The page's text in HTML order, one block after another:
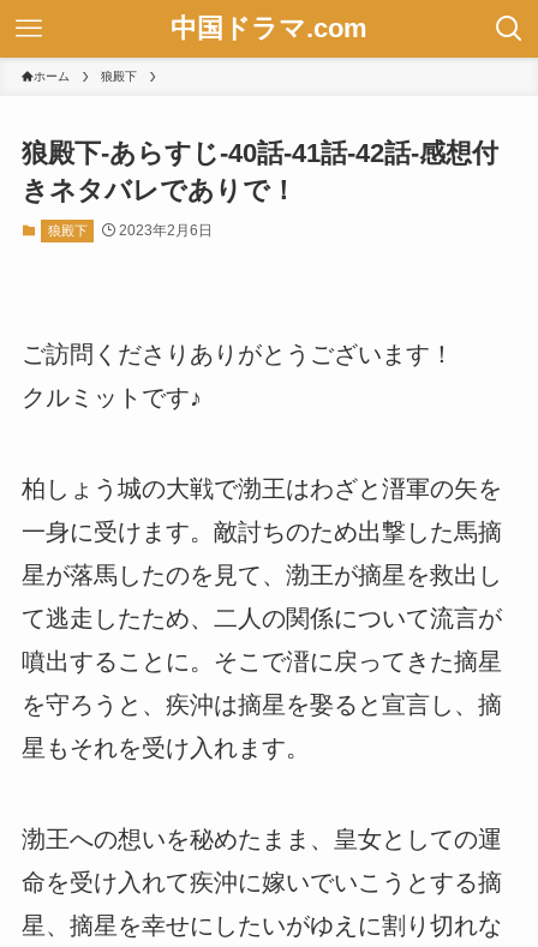
中国ドラマ.com
ホーム 狼殿下
狼殿下-あらすじ-40話-41話-42話-感想付
きネタバレでありで！
狼殿下 2023年2月6日
ご訪問くださりありがとうございます！
クルミットです♪
柏しょう城の大戦で渤王はわざと溍軍の矢を
一身に受けます。敵討ちのため出撃した馬摘
星が落馬したのを見て、渤王が摘星を救出し
て逃走したため、二人の関係について流言が
噴出することに。そこで溍に戻ってきた摘星
を守ろうと、疾沖は摘星を娶ると宣言し、摘
星もそれを受け入れます。
渤王への想いを秘めたまま、皇女としての運
命を受け入れて疾沖に嫁いでいこうとする摘
星、摘星を幸せにしたいがゆえに割り切れな